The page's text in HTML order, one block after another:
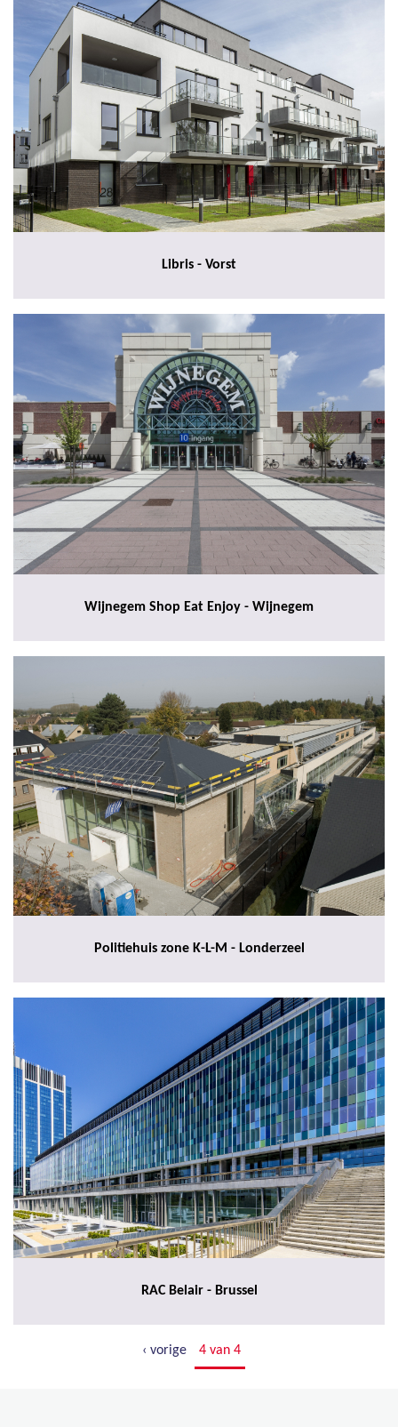
Libris - Vorst
Wijnegem Shop Eat Enjoy - Wijnegem
Politiehuis zone K-L-M - Londerzeel
RAC Belair - Brussel
‹ vorige 4 van 4